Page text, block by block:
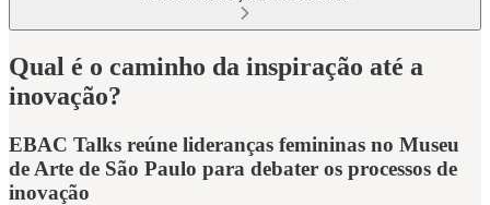
Qual é o caminho da inspiração até a
inovação?
EBAC Talks reúne lideranças femininas no Museu
de Arte de São Paulo para debater os processos de
inovação